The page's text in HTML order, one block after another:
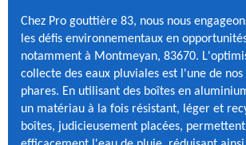
Chez Pro gouttière 83, nous nous
les défis environnementaux en
notamment à Montmeyan, 83670.
collecte des eaux pluviales est l'une de
phares. En utilisant des boîtes en
un matériau à la fois résistant, léger et
boîtes, judicieusement placées,